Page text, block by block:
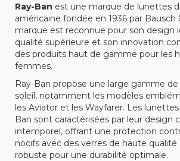
Ray-Ban est une marque de lunettes
américaine fondée en 1936 par Bausch
marque est reconnue pour son design
qualité supérieure et son innovation
des produits haut de gamme pour les
femmes.
Ray-Ban propose une large gamme
soleil, notamment les modèles
les Aviator et les Wayfarer. Les
Ban sont caractérisées par leur design
intemporel, offrant une protection
nocifs avec des verres de haute
robuste pour une durabilité optimale.